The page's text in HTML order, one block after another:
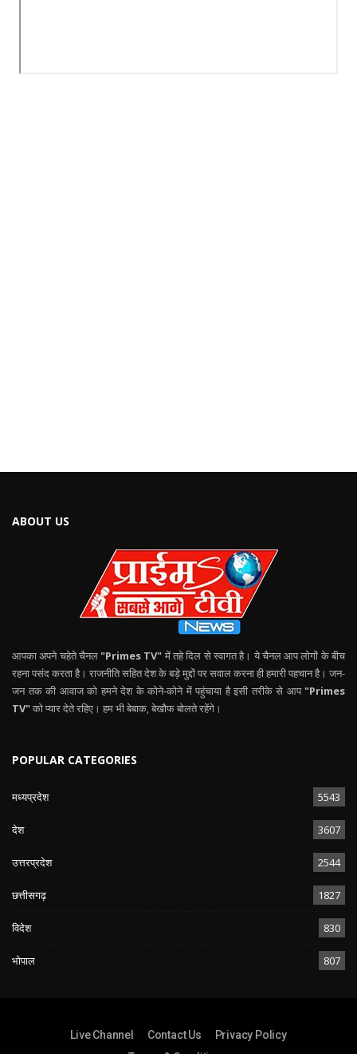
ABOUT US
आपका अपने चहेते चैनल "Primes TV" में तहे दिल से स्वागत है। ये चैनल आप लोगों के बीच
रहना पसंद करता है। राजनीति सहित देश के बड़े मुद्दों पर सवाल करना ही हमारी पहचान है। जन-
जन तक की आवाज को हमने देश के कोने-कोने में पहुंचाया है इसी तरीके से आप "Primes
TV"को प्यार देते रहिए। हम भी बेबाक, बेखौफ बोलते रहेंगे।
POPULAR CATEGORIES
मध्यप्रदेश 5543
देश 3607
उत्तरप्रदेश 2544
छत्तीसगढ़ 1827
विदेश 830
भोपाल 807
Live Channel Contact Us
Privacy Policy